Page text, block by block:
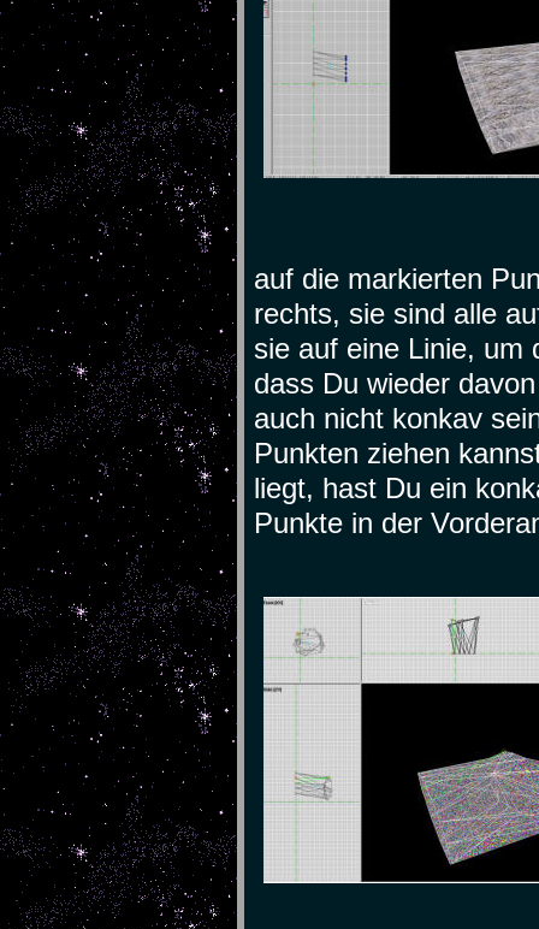
auf die markierten
rechts, sie sind alle
sie auf eine Linie, um
dass Du wieder
auch nicht konkav
Punkten ziehen
liegt, hast Du ein
Punkte in der